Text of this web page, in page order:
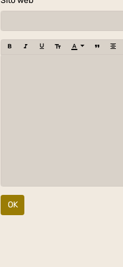
OK